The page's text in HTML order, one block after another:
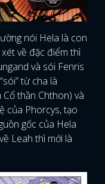
nói Hela là con
về đặc điểm thì
và sói Fenris
từ cha là
thần Chthon) và
của Phorcys, tạo
gốc của Hela
Leah thì mới là